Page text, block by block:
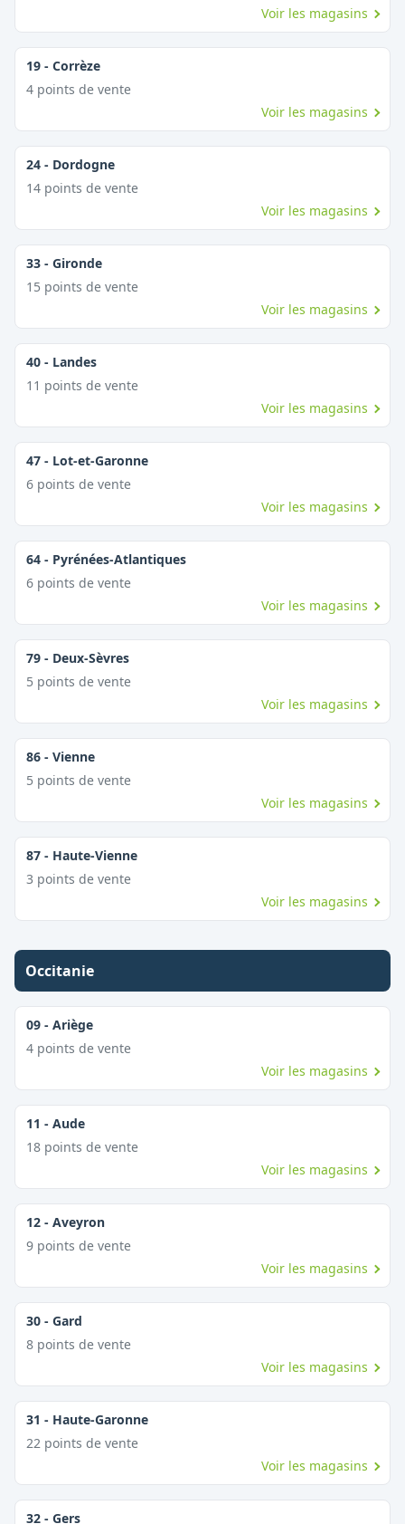
Voir les magasins
19 - Corrèze
4 points de vente
Voir les magasins
24 - Dordogne
14 points de vente
Voir les magasins
33 - Gironde
15 points de vente
Voir les magasins
40 - Landes
11 points de vente
Voir les magasins
47 - Lot-et-Garonne
6 points de vente
Voir les magasins
64 - Pyrénées-Atlantiques
6 points de vente
Voir les magasins
79 - Deux-Sèvres
5 points de vente
Voir les magasins
86 - Vienne
5 points de vente
Voir les magasins
87 - Haute-Vienne
3 points de vente
Voir les magasins
Occitanie
09 - Ariège
4 points de vente
Voir les magasins
11 - Aude
18 points de vente
Voir les magasins
12 - Aveyron
9 points de vente
Voir les magasins
30 - Gard
8 points de vente
Voir les magasins
31 - Haute-Garonne
22 points de vente
Voir les magasins
32 - Gers